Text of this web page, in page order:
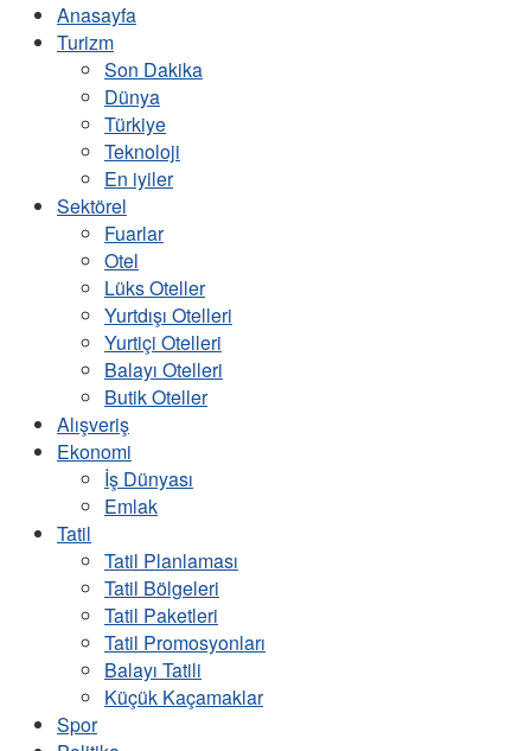
Anasayfa
Turizm
Son Dakika
Dünya
Türkiye
Teknoloji
En iyiler
Sektörel
Fuarlar
Otel
Lüks Oteller
Yurtdışı Otelleri
Yurtiçi Otelleri
Balayı Otelleri
Butik Oteller
Alışveriş
Ekonomi
İş Dünyası
Emlak
Tatil
Tatil Planlaması
Tatil Bölgeleri
Tatil Paketleri
Tatil Promosyonları
Balayı Tatili
Küçük Kaçamaklar
Spor